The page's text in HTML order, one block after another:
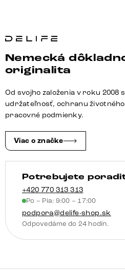
Nemecká
originalita
Od svojho založenia v roku 2008
udržateľnosť, ochranu
pracovné podmienky.
Viac o značke
Potrebujete
+420 770 313 313
Po – Pia: 9:00 – 17:00
podpora@delife-shop.sk
Odpovedáme do 24 hodín.